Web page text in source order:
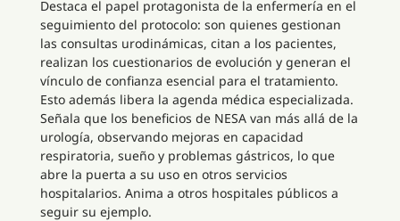
Destaca el papel protagonista de la enfermería en el
seguimiento del protocolo: son quienes gestionan
las consultas urodinámicas, citan a los pacientes,
realizan los cuestionarios de evolución y generan el
vínculo de confianza esencial para el tratamiento.
Esto además libera la agenda médica especializada.
Señala que los beneficios de NESA van más allá de la
urología, observando mejoras en capacidad
respiratoria, sueño y problemas gástricos, lo que
abre la puerta a su uso en otros servicios
hospitalarios. Anima a otros hospitales públicos a
seguir su ejemplo.